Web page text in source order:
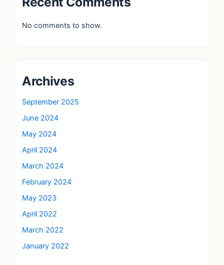
No comments to show.
Archives
September 2025
June 2024
May 2024
April 2024
March 2024
February 2024
May 2023
April 2022
March 2022
January 2022